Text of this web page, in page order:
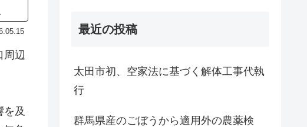
周辺
を及
最近の投稿
太田市初、空家法に基づく解体工事代執
行
群馬県産のごぼうから適用外の農薬検